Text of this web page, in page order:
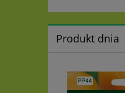
Produkt dnia